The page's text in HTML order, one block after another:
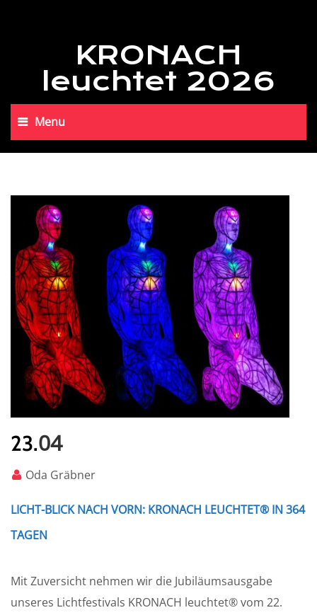
KRONACH
leuchtet 2026
Menu
23.04
Oda Gräbner
LICHT-BLICK NACH VORN: KRONACH LEUCHTET® IN 364
TAGEN
Mit Zuversicht nehmen wir die Jubiläumsausgabe
unseres Lichtfestivals KRONACH leuchtet® vom 22.